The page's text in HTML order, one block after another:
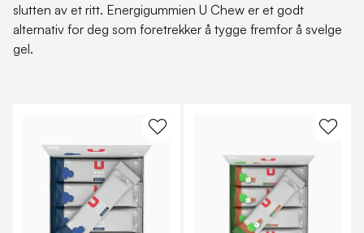
slutten av et ritt. Energigummien U Chew er et godt
alternativ for deg som foretrekker å tygge fremfor å svelge
gel.